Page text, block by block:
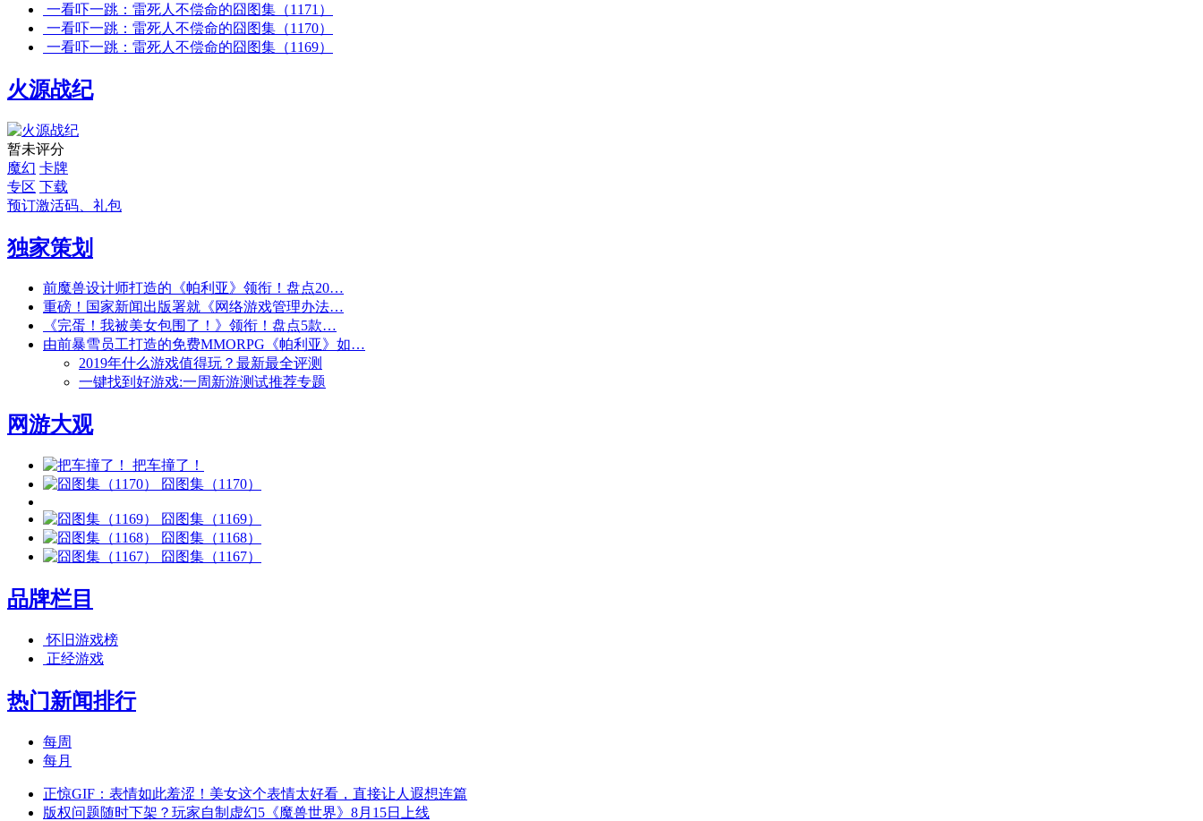
一看吓一跳：雷死人不偿命的囧图集（1171）
一看吓一跳：雷死人不偿命的囧图集（1170）
一看吓一跳：雷死人不偿命的囧图集（1169）
火源战纪
暂未评分
魔幻 卡牌
专区 下载
预订激活码、礼包
独家策划
前魔兽设计师打造的《帕利亚》领衔！盘点20…
重磅！国家新闻出版署就《网络游戏管理办法…
《完蛋！我被美女包围了！》领衔！盘点5款…
由前暴雪员工打造的免费MMORPG《帕利亚》如…
2019年什么游戏值得玩？最新最全评测
一键找到好游戏:一周新游测试推荐专题
网游大观
把车撞了！
囧图集（1170）
囧图集（1169）
囧图集（1168）
囧图集（1167）
品牌栏目
怀旧游戏榜
正经游戏
热门新闻排行
每周
每月
正惊GIF：表情如此羞涩！美女这个表情太好看，直接让人遐想连篇
版权问题随时下架？玩家自制虚幻5《魔兽世界》8月15日上线